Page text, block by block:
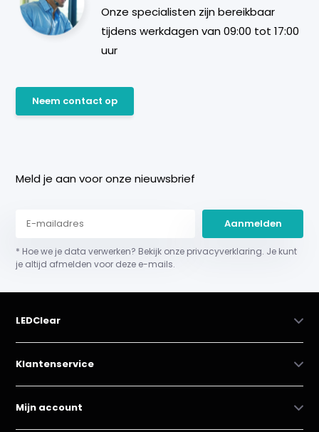
Onze specialisten zijn bereikbaar
tijdens werkdagen van 09:00 tot 17:00
uur
Neem contact op
Meld je aan voor onze nieuwsbrief
Aanmelden
* Hoe we je data verwerken? Bekijk onze privacyverklaring. Je kunt
je altijd afmelden voor deze e-mails.
LEDClear
Klantenservice
Mijn account